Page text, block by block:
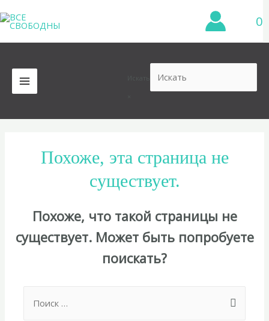
к
содержимому
0
MAIN
MENU
Похоже, эта страница не
существует.
Похоже, что такой страницы не
существует. Может быть попробуете
поискать?
for: